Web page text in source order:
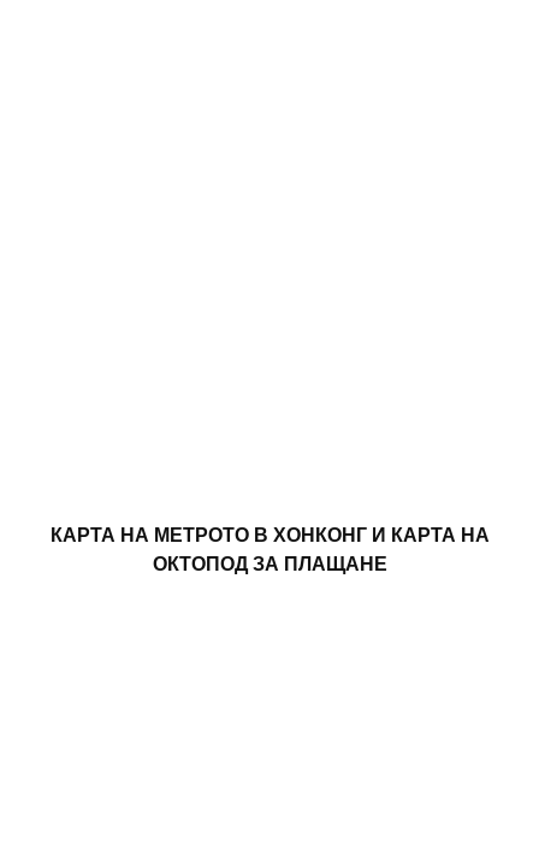
КАРТА НА МЕТРОТО В ХОНКОНГ И КАРТА НА
ОКТОПОД ЗА ПЛАЩАНЕ